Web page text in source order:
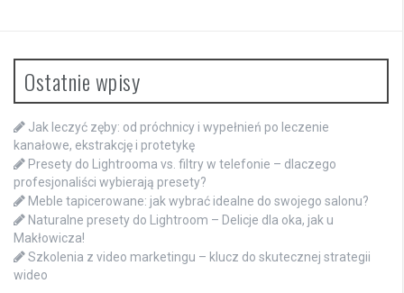
Ostatnie wpisy
Jak leczyć zęby: od próchnicy i wypełnień po leczenie
kanałowe, ekstrakcję i protetykę
Presety do Lightrooma vs. filtry w telefonie – dlaczego
profesjonaliści wybierają presety?
Meble tapicerowane: jak wybrać idealne do swojego salonu?
Naturalne presety do Lightroom – Delicje dla oka, jak u
Makłowicza!
Szkolenia z video marketingu – klucz do skutecznej strategii
wideo